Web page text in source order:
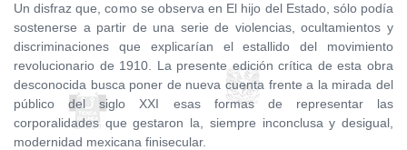
Un disfraz que, como se observa en El hijo del Estado, sólo podía
sostenerse a partir de una serie de violencias, ocultamientos y
discriminaciones que explicarían el estallido del movimiento
revolucionario de 1910. La presente edición crítica de esta obra
desconocida busca poner de nueva cuenta frente a la mirada del
público del siglo XXI esas formas de representar las
corporalidades que gestaron la, siempre inconclusa y desigual,
modernidad mexicana finisecular.